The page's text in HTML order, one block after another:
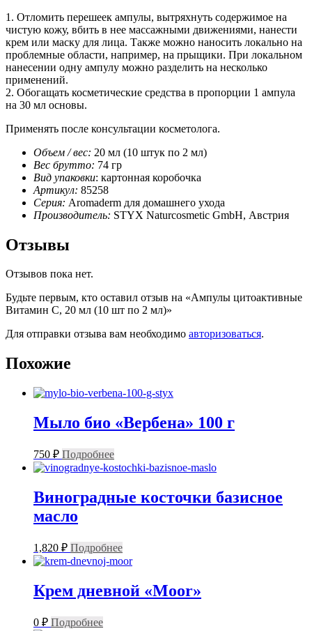
1. Отломить перешеек ампулы, вытряхнуть содержимое на
чистую кожу, вбить в нее массажными движениями, нанести
крем или маску для лица. Также можно наносить локально на
проблемные области, например, на прыщики. При локальном
нанесении одну ампулу можно разделить на несколько
применений.
2. Обогащать косметические средства в пропорции 1 ампула
на 30 мл основы.
Применять после консультации косметолога.
Объем / вес: 20 мл (10 штук по 2 мл)
Вес брутто: 74 гр
Вид упаковки: картонная коробочка
Артикул: 85258
Cерия: Aromaderm для домашнего ухода
Производитель: STYX Naturcosmetic GmbH, Австрия
Отзывы
Отзывов пока нет.
Будьте первым, кто оставил отзыв на «Ампулы цитоактивные
Витамин С, 20 мл (10 шт по 2 мл)»
Для отправки отзыва вам необходимо авторизоваться.
Похожие
Мыло био «Вербена» 100 г
750 ₽ Подробнее
Виноградные косточки базисное
масло
1,820 ₽ Подробнее
Крем дневной «Moor»
0 ₽ Подробнее